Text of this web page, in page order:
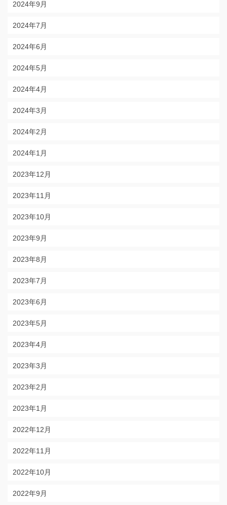
2024年9月
2024年7月
2024年6月
2024年5月
2024年4月
2024年3月
2024年2月
2024年1月
2023年12月
2023年11月
2023年10月
2023年9月
2023年8月
2023年7月
2023年6月
2023年5月
2023年4月
2023年3月
2023年2月
2023年1月
2022年12月
2022年11月
2022年10月
2022年9月